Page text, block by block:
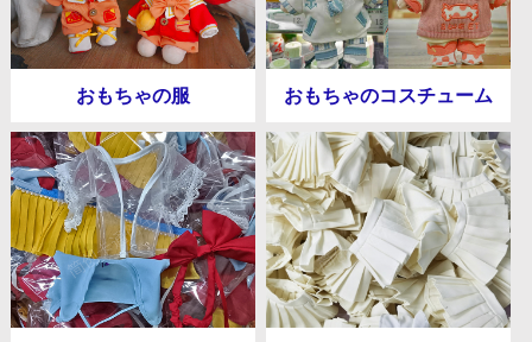
おもちゃの服 おもちゃのコスチューム